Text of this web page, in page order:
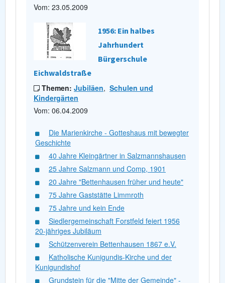
Vom: 23.05.2009
1956: Ein halbes
Jahrhundert
Bürgerschule
Eichwaldstraße
Themen: Jubiläen, Schulen und
Kindergärten
Vom: 06.04.2009
Die Marienkirche - Gotteshaus mit bewegter
Geschichte
40 Jahre Kleingärtner in Salzmannshausen
25 Jahre Salzmann und Comp, 1901
20 Jahre "Bettenhausen früher und heute"
75 Jahre Gaststätte Limmroth
75 Jahre und kein Ende
Siedlergemeinschaft Forstfeld feiert 1956
20-jähriges Jubiläum
Schützenverein Bettenhausen 1867 e.V.
Katholische Kunigundis-Kirche und der
Kunigundishof
Grundstein für die "Mitte der Gemeinde" -